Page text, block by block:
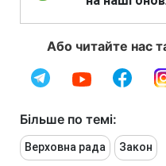
Або читайте нас
Більше по темі:
Верховна рада Закон